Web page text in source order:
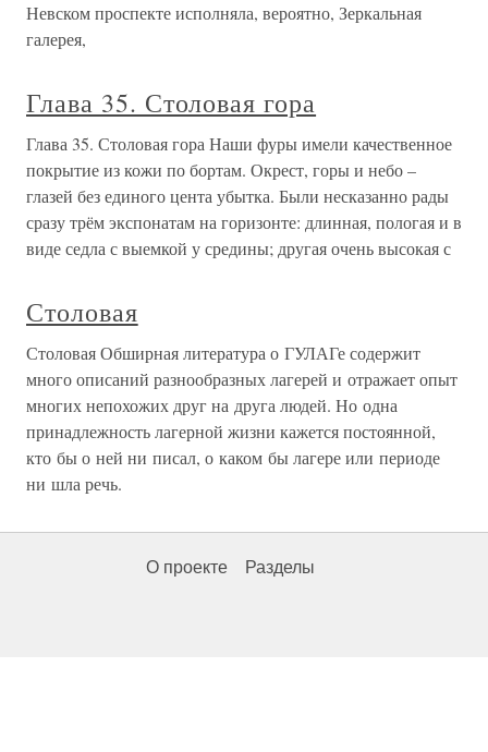
Невском проспекте исполняла, вероятно, Зеркальная
галерея,
Глава 35. Столовая гора
Глава 35. Столовая гора Наши фуры имели качественное
покрытие из кожи по бортам. Окрест, горы и небо –
глазей без единого цента убытка. Были несказанно рады
сразу трём экспонатам на горизонте: длинная, пологая и в
виде седла с выемкой у средины; другая очень высокая с
Столовая
Столовая Обширная литература о ГУЛАГе содержит
много описаний разнообразных лагерей и отражает опыт
многих непохожих друг на друга людей. Но одна
принадлежность лагерной жизни кажется постоянной,
кто бы о ней ни писал, о каком бы лагере или периоде
ни шла речь.
О проекте Разделы